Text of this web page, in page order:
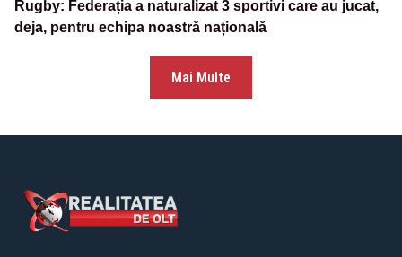
Rugby: Federația a naturalizat 3 sportivi care au jucat,
deja, pentru echipa noastră națională
Mai Multe